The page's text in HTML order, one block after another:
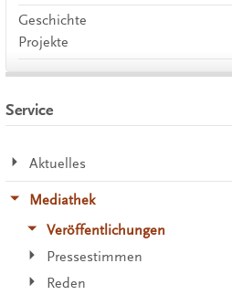
Geschichte
Projekte
Service
Aktuelles
Mediathek
Veröffentlichungen
Pressestimmen
Reden